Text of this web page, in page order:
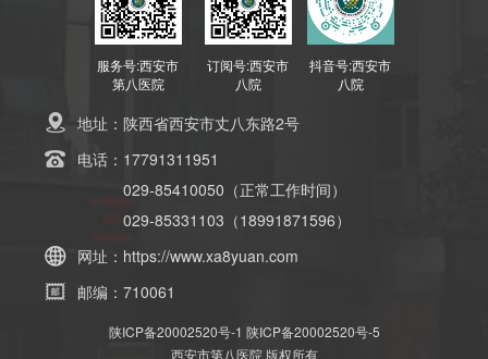
服务号:西安市
第八医院
抖音号:西安市
八院
订阅号:西安市
八院
地址： 陕西省西安市丈八东路2号
电话： 17791311951
029-85410050（正常工作时间）
029-85331103（18991871596）
网址： https://www.xa8yuan.com
邮编： 710061
陕ICP备20002520号-1 陕ICP备20002520号-5
西安市第八医院 版权所有